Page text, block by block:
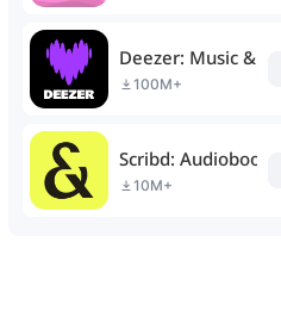
Deezer: Music &
100M+
Scribd: Audiobooks
10M+